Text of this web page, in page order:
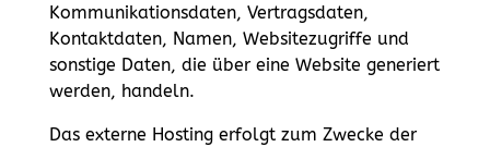
Kommunikationsdaten, Vertragsdaten,
Kontaktdaten, Namen, Websitezugriffe und
sonstige Daten, die über eine Website generiert
werden, handeln.
Das externe Hosting erfolgt zum Zwecke der